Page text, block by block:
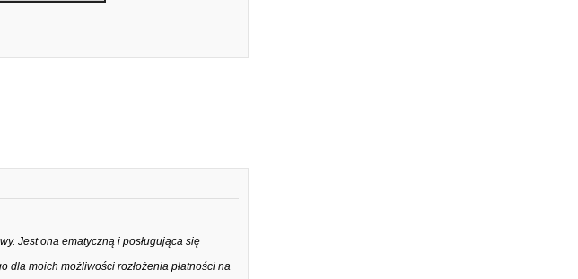
Jest ona ematyczną i posługująca się
moich możliwości rozłożenia płatności na